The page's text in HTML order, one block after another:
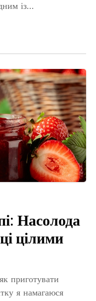
із
Насолода
цілими
приготувати
я намагаюся